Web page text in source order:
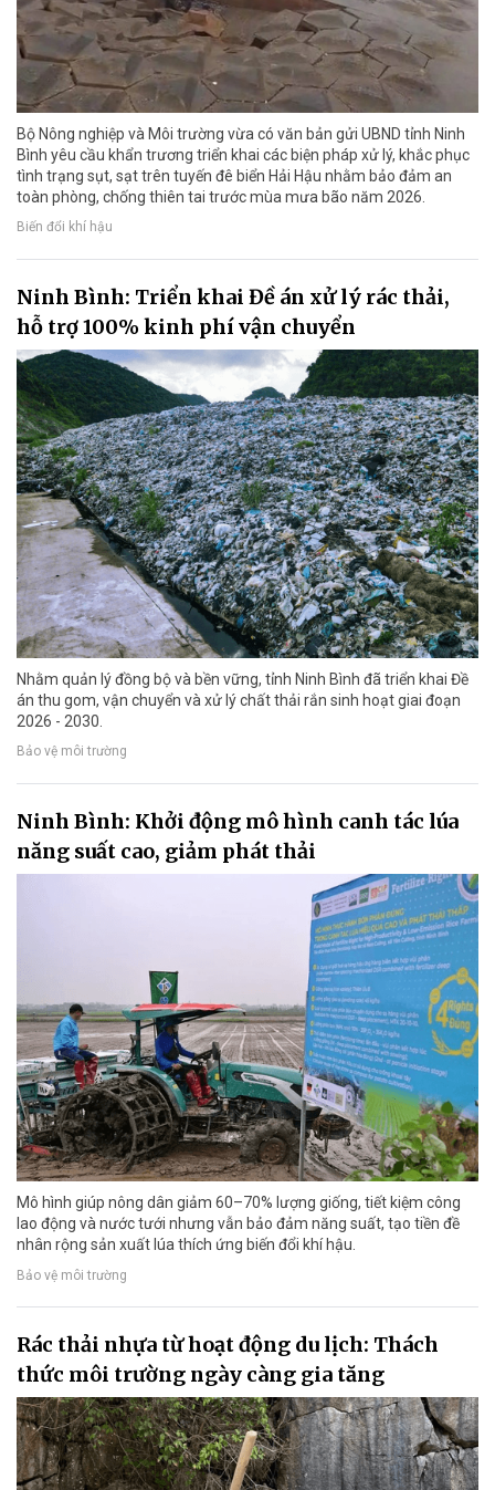
Bộ Nông nghiệp và Môi trường vừa có văn bản gửi UBND tỉnh Ninh
Bình yêu cầu khẩn trương triển khai các biện pháp xử lý, khắc phục
tình trạng sụt, sạt trên tuyến đê biển Hải Hậu nhằm bảo đảm an
toàn phòng, chống thiên tai trước mùa mưa bão năm 2026.
Biến đổi khí hậu
Ninh Bình: Triển khai Đề án xử lý rác thải,
hỗ trợ 100% kinh phí vận chuyển
Nhằm quản lý đồng bộ và bền vững, tỉnh Ninh Bình đã triển khai Đề
án thu gom, vận chuyển và xử lý chất thải rắn sinh hoạt giai đoạn
2026 - 2030.
Bảo vệ môi trường
Ninh Bình: Khởi động mô hình canh tác lúa
năng suất cao, giảm phát thải
Mô hình giúp nông dân giảm 60–70% lượng giống, tiết kiệm công
lao động và nước tưới nhưng vẫn bảo đảm năng suất, tạo tiền đề
nhân rộng sản xuất lúa thích ứng biến đổi khí hậu.
Bảo vệ môi trường
Rác thải nhựa từ hoạt động du lịch: Thách
thức môi trường ngày càng gia tăng